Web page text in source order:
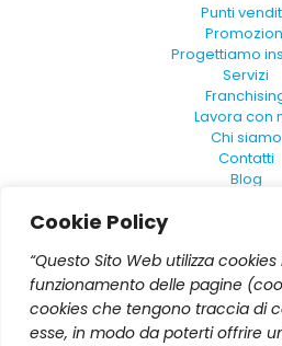
Cookie Policy
“Questo Sito Web utilizza
funzionamento delle pagine
cookies che tengono traccia di
esse, in modo da poterti offrire
Punti
Progettiamo
Servizi
Lavora con
Chi siamo
Contatti
Blog
Convenzioni
Dichiarazione di